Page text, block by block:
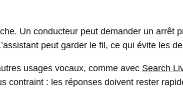
Un conducteur peut demander un arrêt
peut garder le fil, ce qui évite les
usages vocaux, comme avec Search
contraint : les réponses doivent rester